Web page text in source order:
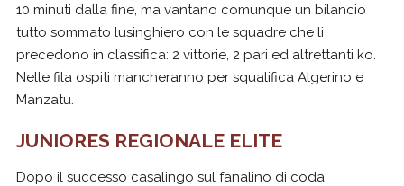
10 minuti dalla fine, ma vantano comunque un bilancio
tutto sommato lusinghiero con le squadre che li
precedono in classifica: 2 vittorie, 2 pari ed altrettanti ko.
Nelle fila ospiti mancheranno per squalifica Algerino e
Manzatu.
JUNIORES REGIONALE ELITE
Dopo il successo casalingo sul fanalino di coda